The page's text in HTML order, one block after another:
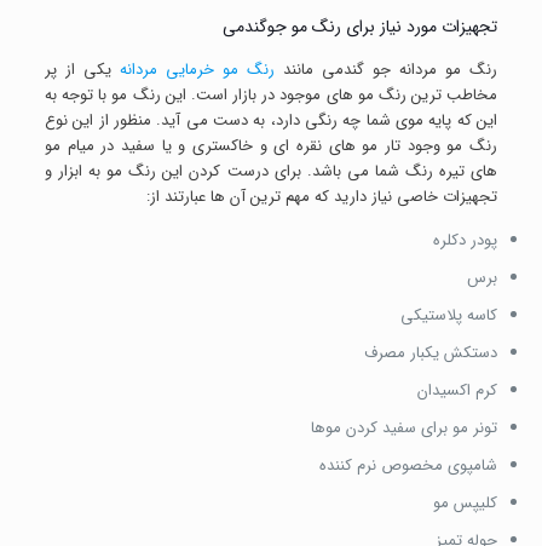
تجهیزات مورد نیاز برای رنگ مو جوگندمی
رنگ مو مردانه جو گندمی مانند رنگ مو خرمایی مردانه یکی از پر
مخاطب ترین رنگ مو های موجود در بازار است. این رنگ مو با توجه به
این که پایه موی شما چه رنگی دارد، به دست می آید. منظور از این نوع
رنگ مو وجود تار مو های نقره ای و خاکستری و یا سفید در میام مو
های تیره رنگ شما می باشد. برای درست کردن این رنگ مو به ابزار و
تجهیزات خاصی نیاز دارید که مهم ترین آن ها عبارتند از:
پودر دکلره
برس
کاسه پلاستیکی
دستکش یکبار مصرف
کرم اکسیدان
تونر مو برای سفید کردن موها
شامپوی مخصوص نرم کننده
کلیپس مو